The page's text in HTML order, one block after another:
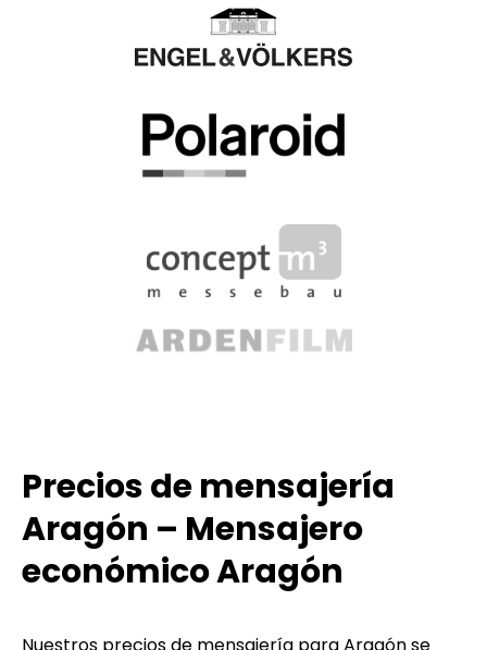
Precios de mensajería
Aragón – Mensajero
económico Aragón